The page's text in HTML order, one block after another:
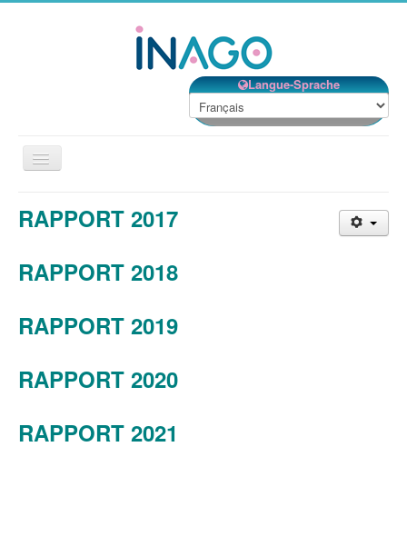
Langue-Sprache
Basculer
la
RAPPORT 2017
RAPPORT 2018
RAPPORT 2019
RAPPORT 2020
RAPPORT 2021